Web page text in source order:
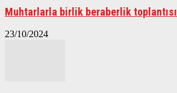
Muhtarlarla birlik beraberlik toplantısı
23/10/2024